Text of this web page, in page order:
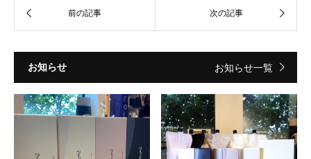
お知らせ お知らせ一覧